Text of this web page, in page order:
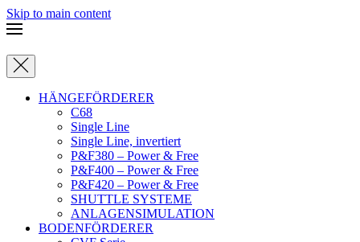
Skip to main content
HÄNGEFÖRDERER
C68
Single Line
Single Line, invertiert
P&F380 – Power & Free
P&F400 – Power & Free
P&F420 – Power & Free
SHUTTLE SYSTEME
ANLAGENSIMULATION
BODENFÖRDERER